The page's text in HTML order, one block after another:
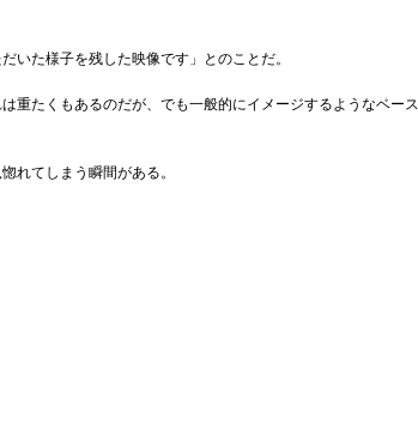
いた様子を残した映像です」とのことだ。
重たくもあるのだが、でも一般的にイメージするようなベース
れてしまう瞬間がある。